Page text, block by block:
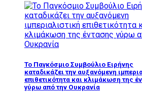
Το Παγκόσμιο Συμβούλιο Ειρήνης
καταδικάζει την αυξανόμενη
επιθετικότητα και κλιμάκωση της
γύρω από την Ουκρανία